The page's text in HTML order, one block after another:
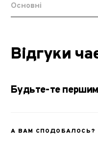
Основні
Відгуки
Будьте-те
А ВАМ СПОДОБАЛОСЬ?